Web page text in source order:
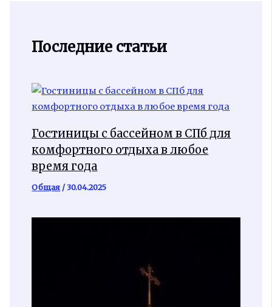
Последние статьи
Гостиницы с бассейном в СПб для
комфортного отдыха в любое
время года
Общая /30.04.2025